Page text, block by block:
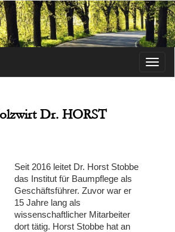
Menü
Dr. HORST
Seit 2016 leitet Dr. Horst Stobbe
das Institut für Baumpflege als
Geschäftsführer. Zuvor war er
15 Jahre lang als
wissenschaftlicher Mitarbeiter
dort tätig. Horst Stobbe hat an